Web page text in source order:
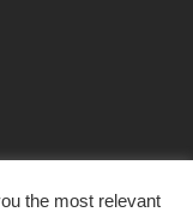
the most relevant